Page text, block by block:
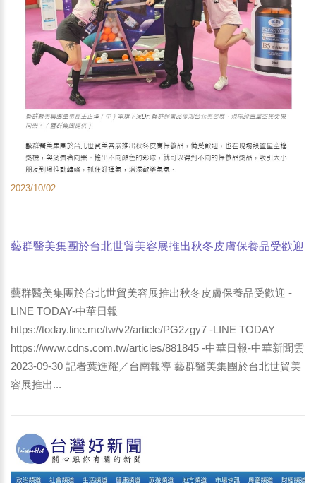
2023/10/02
藝群醫美集團於台北世貿美容展推出秋冬皮膚保養品受歡迎
藝群醫美集團於台北世貿美容展推出秋冬皮膚保養品受歡迎 -
LINE TODAY-中華日報
https://today.line.me/tw/v2/article/PG2zgy7 -LINE TODAY
https://www.cdns.com.tw/articles/881845 -中華日報-中華新聞雲
2023-09-30 記者葉進耀／台南報導 藝群醫美集團於台北世貿美
容展推出...